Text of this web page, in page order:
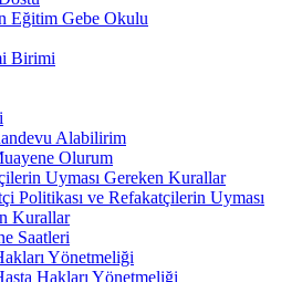
Eğitim Gebe Okulu
Birimi
Alabilirim
Olurum
Uyması Gereken Kurallar
Politikası ve Refakatçilerin Uyması
Kurallar
Saatleri
Yönetmeliği
Hakları Yönetmeliği